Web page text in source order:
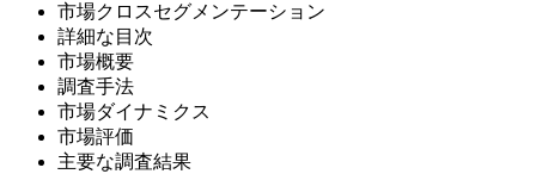
市場クロスセグメンテーション
詳細な目次
市場概要
調査手法
市場ダイナミクス
市場評価
主要な調査結果